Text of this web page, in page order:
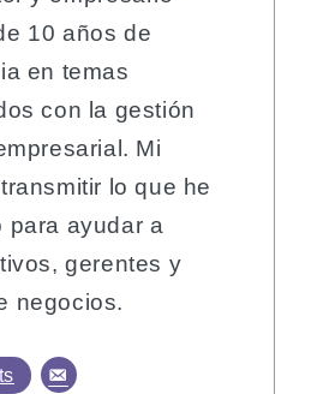
10 años de
en temas
con la gestión
Mi
lo que he
para ayudar a
gerentes y
negocios.